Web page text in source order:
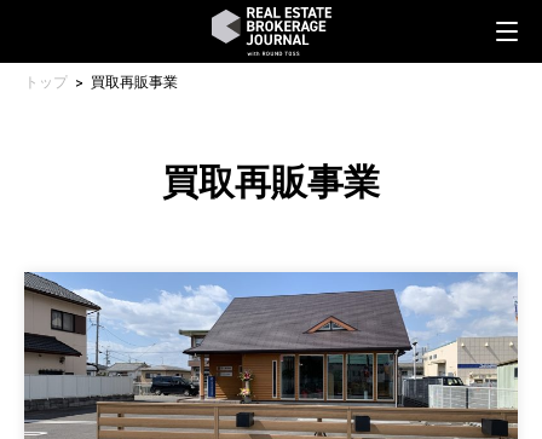
トップ 買取再販事業
買取再販事業